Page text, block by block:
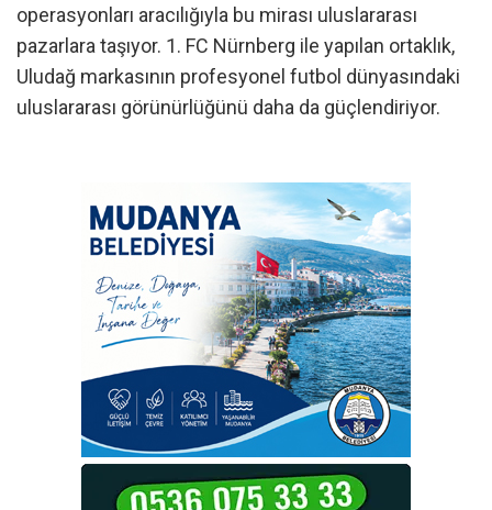
operasyonları aracılığıyla bu mirası uluslararası
pazarlara taşıyor. 1. FC Nürnberg ile yapılan ortaklık,
Uludağ markasının profesyonel futbol dünyasındaki
uluslararası görünürlüğünü daha da güçlendiriyor.